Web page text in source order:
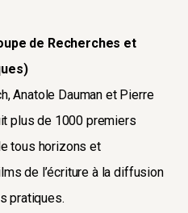
de Recherches et
Anatole Dauman et Pierre
plus de 1000 premiers
tous horizons et
de l’écriture à la diffusion
pratiques.